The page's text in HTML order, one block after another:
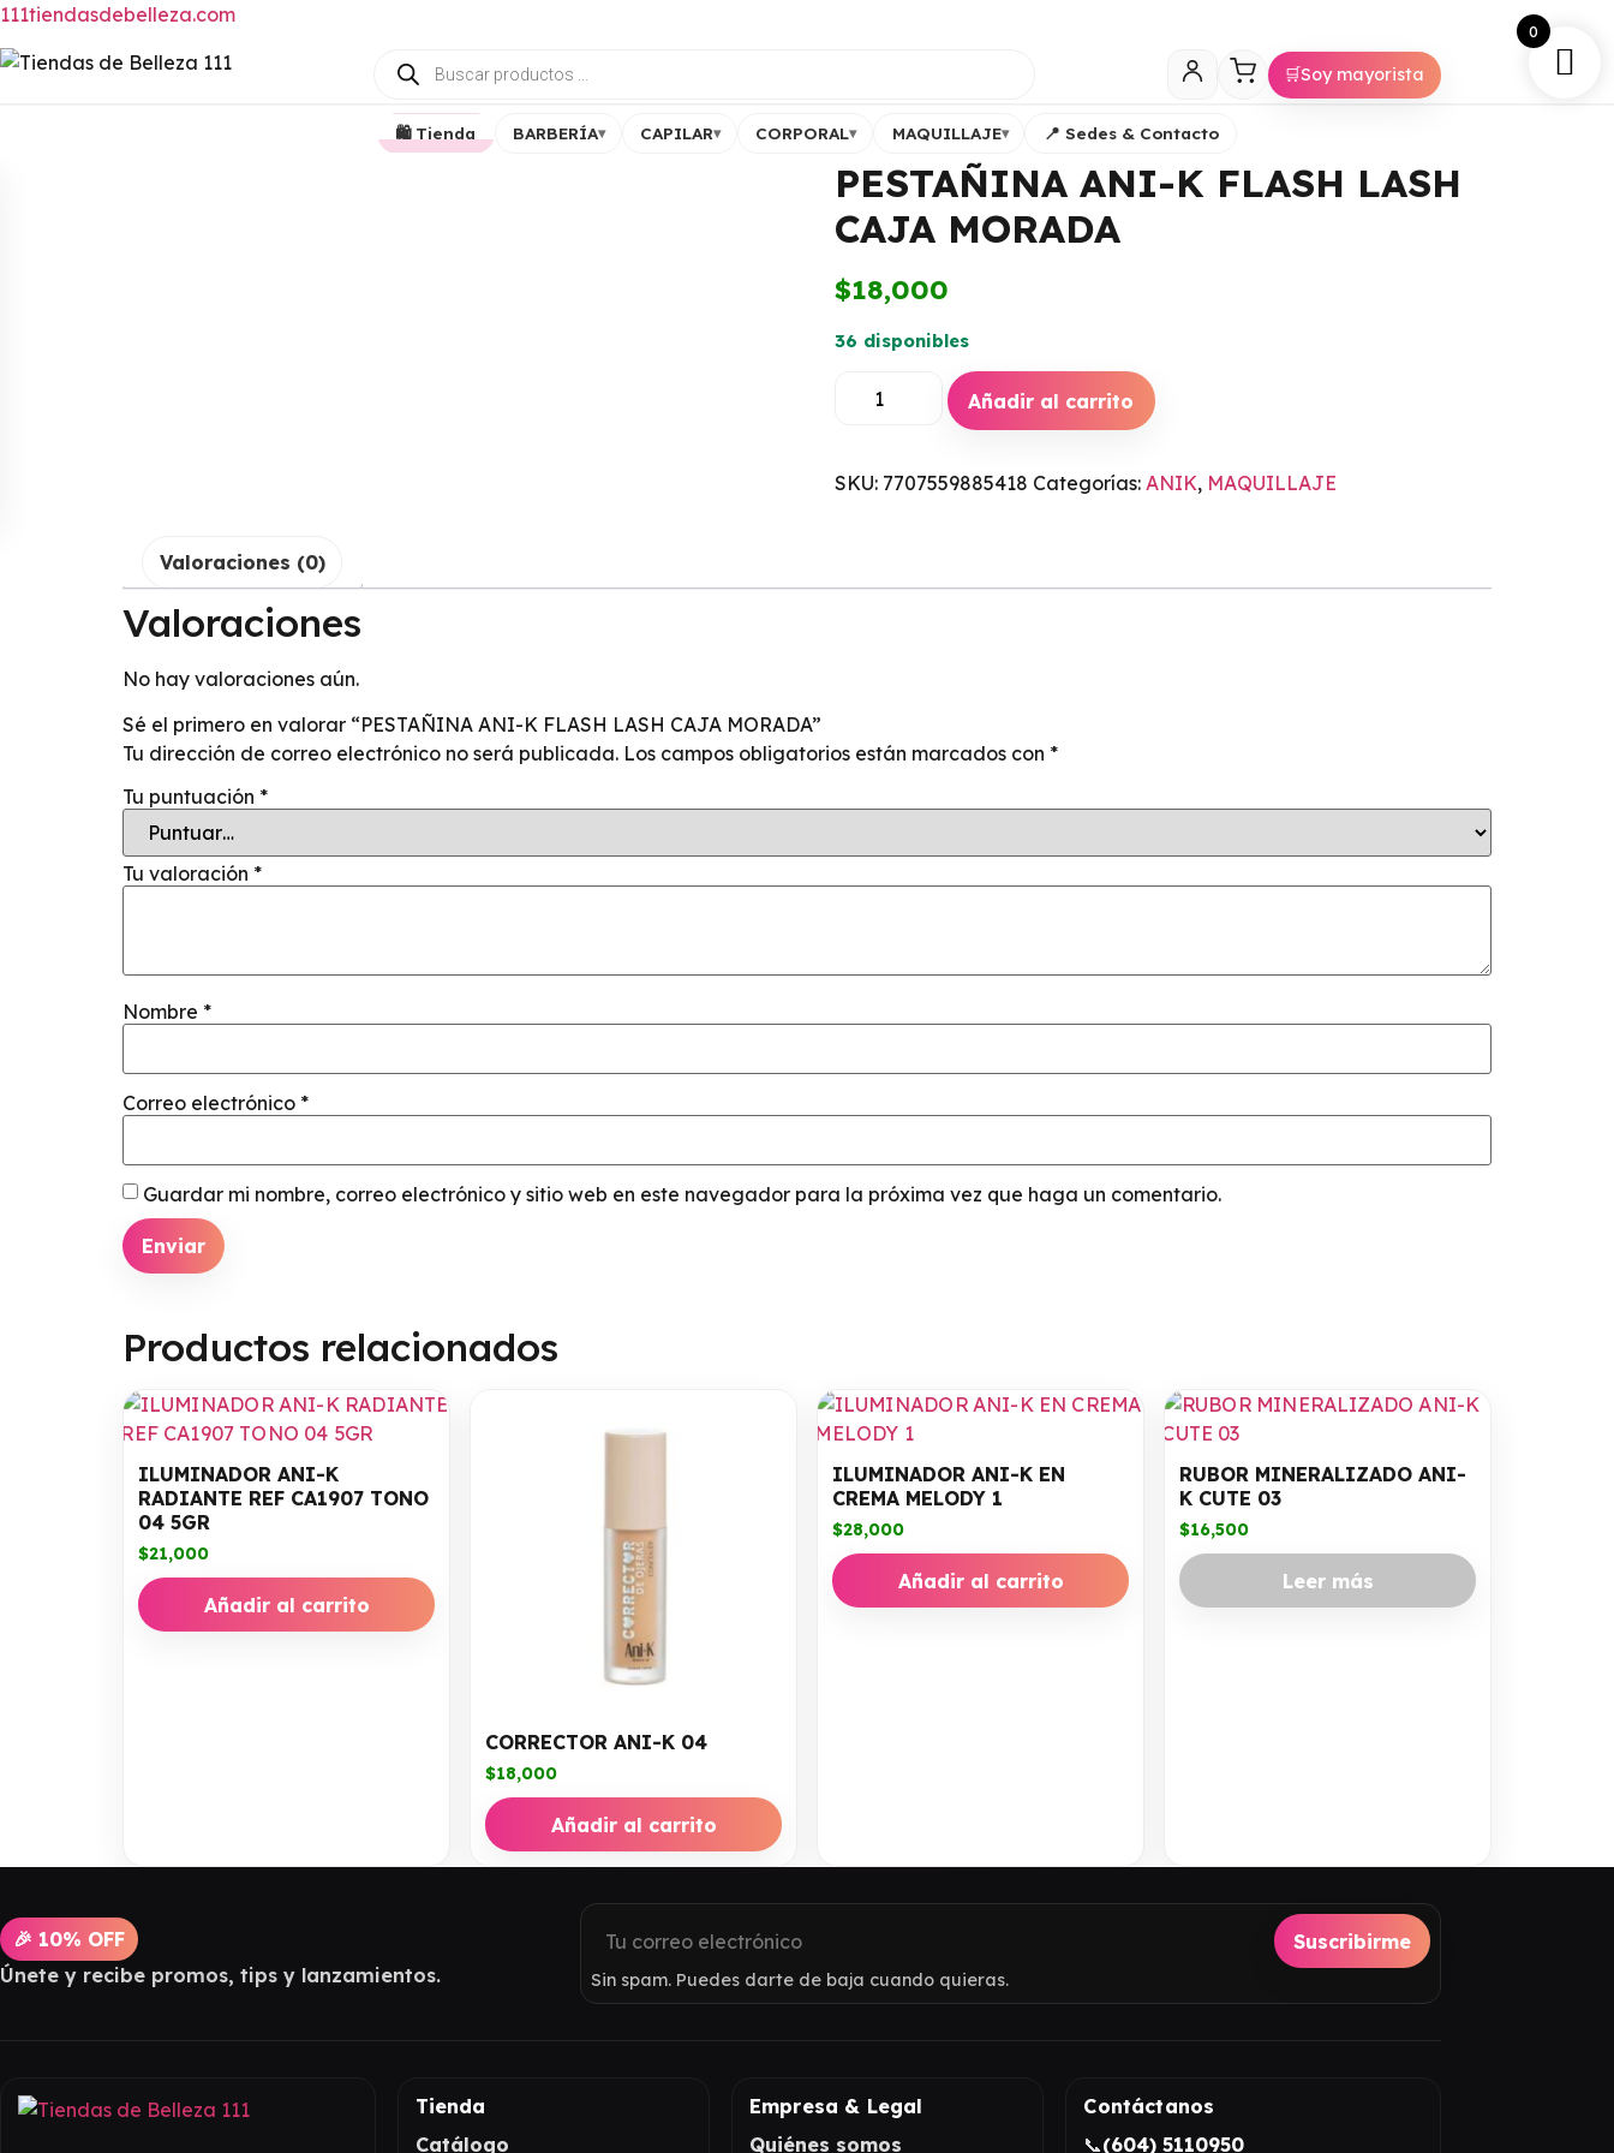
111tiendasdebelleza.com
Búsqueda
de
🛒Soy mayorista
🛍️ Tienda BARBERÍA▾ CAPILAR▾ CORPORAL▾ MAQUILLAJE▾ 📍 Sedes & Contacto
PESTAÑINA ANI-K FLASH LASH
CAJA MORADA
$18,000
36 disponibles
ANI-
CAJA
MORADA
Añadir al carrito
SKU: 7707559885418 Categorías: ANIK, MAQUILLAJE
Valoraciones (0)
Valoraciones
No hay valoraciones aún.
Sé el primero en valorar “PESTAÑINA ANI-K FLASH LASH CAJA MORADA”
Tu dirección de correo electrónico no será publicada. Los campos obligatorios están marcados con *
Tu puntuación *
Tu valoración *
Nombre *
Correo electrónico *
Guardar mi nombre, correo electrónico y sitio web en este navegador para la próxima vez que haga un comentario.
Productos relacionados
ILUMINADOR ANI-K
RADIANTE REF CA1907 TONO
04 5GR
$21,000
Añadir al carrito
CORRECTOR ANI-K 04
$18,000
Añadir al carrito
ILUMINADOR ANI-K EN
CREMA MELODY 1
$28,000
Añadir al carrito
RUBOR MINERALIZADO ANI-
K CUTE 03
$16,500
Leer más
🎉 10% OFF
Únete y recibe promos, tips y lanzamientos.
Suscribirme
Sin spam. Puedes darte de baja cuando quieras.
Tienda
Catálogo
Empresa & Legal
Quiénes somos
Contáctanos
📞(604) 5110950
0